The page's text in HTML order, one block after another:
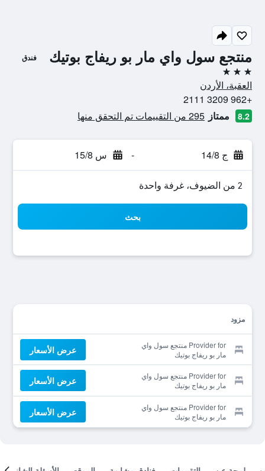
منتجع سول واي مار بو ريفاج بوتيك فندق
3 نجوم
العقبة، الأردن
+962 3209 2111
8.2 ممتاز 295 من التقييمات تم التحقق منها
ج 14/8 - س 15/8
2 من الضيوف، غرفة واحدة
بحث
مزود
Provider for منتجع سول واي
مار بو ريفاج بوتيك
عرض الأسعار
Provider for منتجع سول واي
مار بو ريفاج بوتيك
عرض الأسعار
Provider for منتجع سول واي
مار بو ريفاج بوتيك
عرض الأسعار